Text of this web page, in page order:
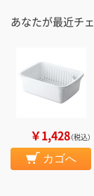
あなたが最近チ
￥1,428（税込）
カゴへ